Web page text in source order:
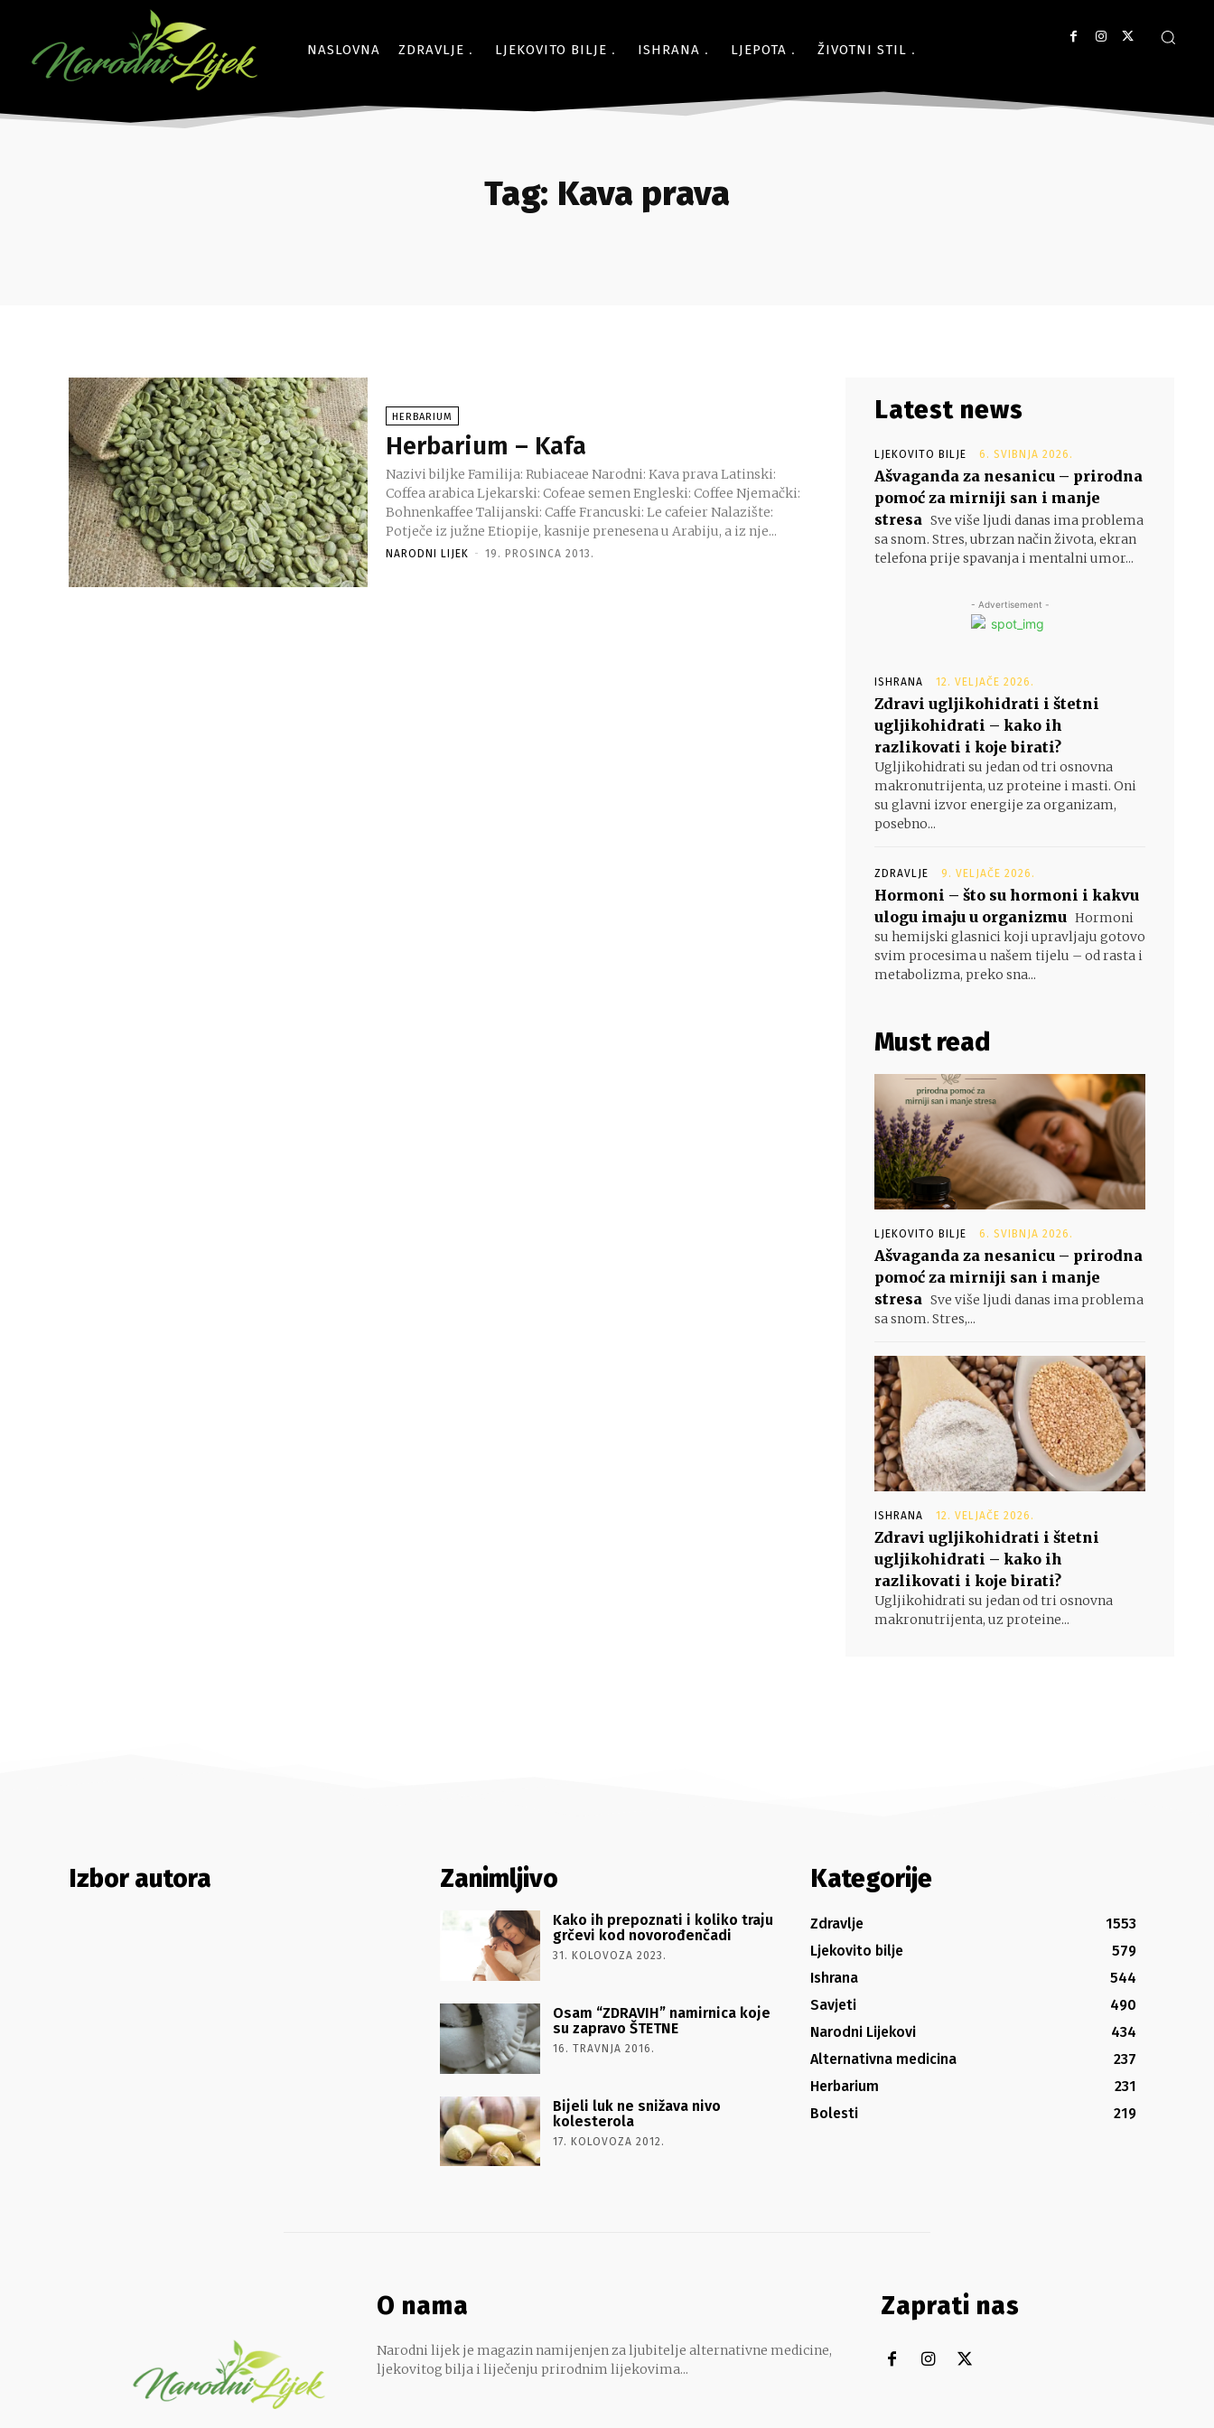
NASLOVNA ZDRAVLJE LJEKOVITO BILJE ISHRANA LJEPOTA ŽIVOTNI STIL
Tag: Kava prava
HERBARIUM
Herbarium – Kafa
Nazivi biljke Familija: Rubiaceae Narodni: Kava prava Latinski:
Coffea arabica Ljekarski: Cofeae semen Engleski: Coffee Njemački:
Bohnenkaffee Talijanski: Caffe Francuski: Le cafeier Nalazište:
Potječe iz južne Etiopije, kasnije prenesena u Arabiju, a iz nje...
NARODNI LIJEK - 19. PROSINCA 2013.
Latest news
LJEKOVITO BILJE 6. SVIBNJA 2026.
Ašvaganda za nesanicu – prirodna
pomoć za mirniji san i manje
stresa Sve više ljudi danas ima problema
sa snom. Stres, ubrzan način života, ekran
telefona prije spavanja i mentalni umor...
- Advertisement -
ISHRANA 12. VELJAČE 2026.
Zdravi ugljikohidrati i štetni
ugljikohidrati – kako ih
razlikovati i koje birati?
Ugljikohidrati su jedan od tri osnovna
makronutrijenta, uz proteine i masti. Oni
su glavni izvor energije za organizam,
posebno...
ZDRAVLJE 9. VELJAČE 2026.
Hormoni – što su hormoni i kakvu
ulogu imaju u organizmu Hormoni
su hemijski glasnici koji upravljaju gotovo
svim procesima u našem tijelu – od rasta i
metabolizma, preko sna...
Must read
LJEKOVITO BILJE 6. SVIBNJA 2026.
Ašvaganda za nesanicu – prirodna
pomoć za mirniji san i manje
stresa Sve više ljudi danas ima problema
sa snom. Stres,...
ISHRANA 12. VELJAČE 2026.
Zdravi ugljikohidrati i štetni
ugljikohidrati – kako ih
razlikovati i koje birati?
Ugljikohidrati su jedan od tri osnovna
makronutrijenta, uz proteine...
Izbor autora Zanimljivo
Kako ih prepoznati i koliko traju
grčevi kod novorođenčadi
31. KOLOVOZA 2023.
Osam “ZDRAVIH” namirnica koje
su zapravo ŠTETNE
16. TRAVNJA 2016.
Bijeli luk ne snižava nivo
kolesterola
17. KOLOVOZA 2012.
Kategorije
Zdravlje
1553
Ljekovito bilje
579
Ishrana
544
Savjeti
490
Narodni Lijekovi
434
Alternativna medicina
237
Herbarium
231
Bolesti
219
O nama
Narodni lijek je magazin namijenjen za ljubitelje alternativne medicine,
ljekovitog bilja i liječenju prirodnim lijekovima...
Zaprati nas